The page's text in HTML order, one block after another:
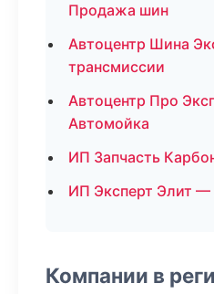
Продажа шин
Автоцентр Шина
трансмиссии
Автоцентр Про
Автомойка
ИП Запчасть
ИП Эксперт Элит —
Компании в